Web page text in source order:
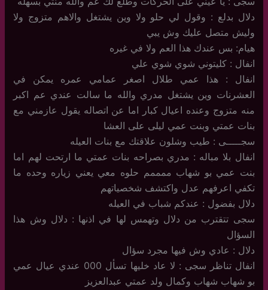
دلال بدلع : وقول لي حلو ولا وين يشتغل والاهم متزوج ولا
وليش متصل عليك وش يبي
هيام: بس عندك هذا العم ولا في غيره
انفال : كليتوني شوي شوي علي
انفال : هذا عمي طلال اصغر عمامي عمره يمكن في
العشرنات وين يشتغل مدري والله ما سالت عندي عم اكبر
منه متزوج وعنده اعيال كبار اما عن اتصاله يقول عازمني مع
بنات عمتي وبنت عمي ليلى على العشا
سجـــــى : طيب وشلون علاقتك مع بنات العيله
انفال بلا مباله : مدري بصراحه بنات عمتي ما ارتحت لهم اما
بنت عمي بو شهاب ممممم حلوه معي يعني زياره وحده ما
تكفي اعرفهم عدل واكتشف شخصياتهم
دلال بفضول : عندكم شباب في العيله
سجى تتقترب من دلال وتهمس لها في اذنها : دلال وش هذا
السؤال
دلال : عادي وش فيها مجرد سؤال
انفال تناظر سجى : لا عاد خليها تسأل 000 عندي عيال عمي
بو شهاب شهاب وكمال ولد عمتي عبدالعزيز